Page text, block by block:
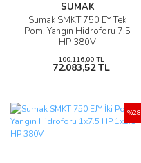
SUMAK
Sumak SMKT 750 EY Tek
Pom. Yangın Hidroforu 7.5
HP 380V
100.116,00 TL
72.083,52 TL
%28